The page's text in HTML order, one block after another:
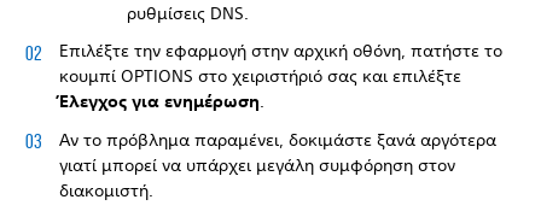
ρυθμίσεις DNS.
Επιλέξτε την εφαρμογή στην αρχική οθόνη, πατήστε το
κουμπί OPTIONS στο χειριστήριό σας και επιλέξτε
Έλεγχος για ενημέρωση.
Αν το πρόβλημα παραμένει, δοκιμάστε ξανά αργότερα
γιατί μπορεί να υπάρχει μεγάλη συμφόρηση στον
διακομιστή.